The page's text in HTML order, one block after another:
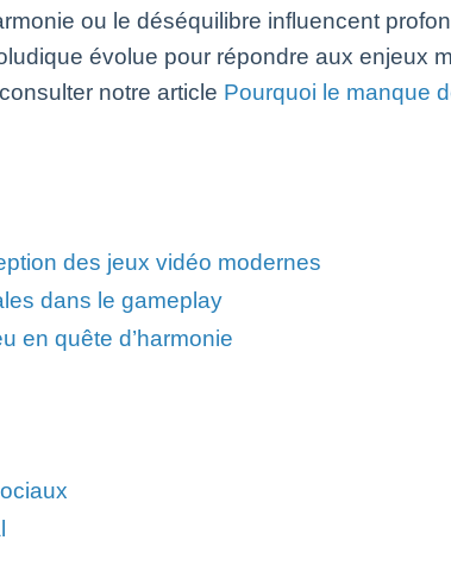
ou le déséquilibre influencent
évolue pour répondre aux enjeux
notre article Pourquoi le manque
des jeux vidéo modernes
dans le gameplay
en quête d’harmonie